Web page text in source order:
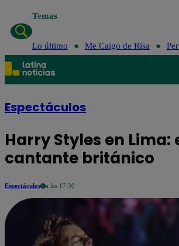
Temas
Lo último Me Caigo de Risa
Espectáculos
Harry Styles en
cantante británico
Espectáculos a las 17:30